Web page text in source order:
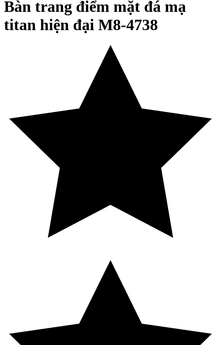
Bàn trang điểm mặt đá mạ
titan hiện đại M8-4738